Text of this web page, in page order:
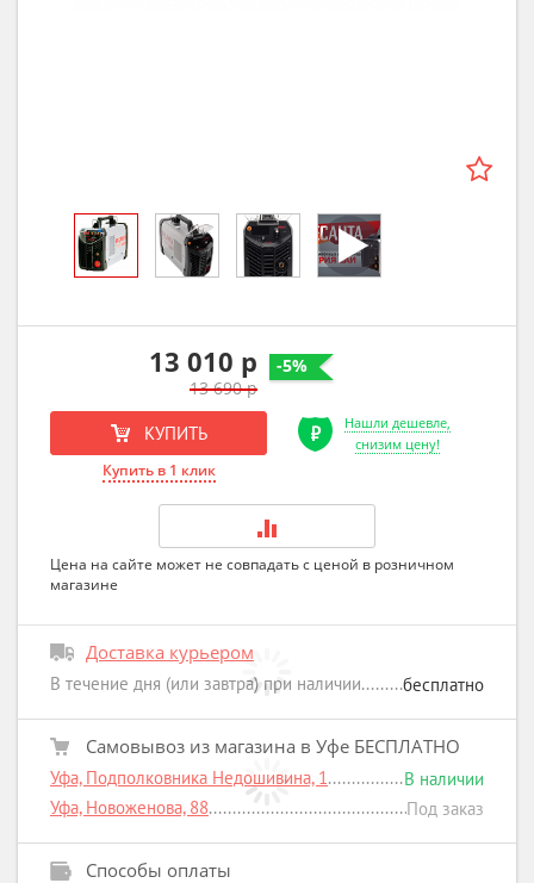
13 010 р
13 690 р
КУПИТЬ
Купить в 1 клик
Нашли дешевле,
снизим цену!
-5%
Цена на сайте может не совпадать с ценой в розничном
магазине
Доставка курьером
В течение дня (или завтра) при наличии бесплатно
Самовывоз из магазина в Уфе БЕСПЛАТНО
Уфа, Подполковника Недошивина, 1
В наличии
Уфа, Новоженова, 88
Под заказ
Способы оплаты